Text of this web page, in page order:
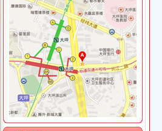
二郎开公司
东风悦达起亚二郎直营店金秋大酬宾-汽车企
渝高二郎商业步行街_协信城_楼盘对比分析-
二郎店村卫生所的微空间_腾讯微博
居然之家二郎店开业
渝高二郎商业步行街_大雅金开国际_楼盘对比
万盛经开区二郎摩托维修店_【电话地址_招
重庆二郎公司【24小时修】九龙坡【换修吧】
好消息！今后在九龙坡开公司办理工商登记不